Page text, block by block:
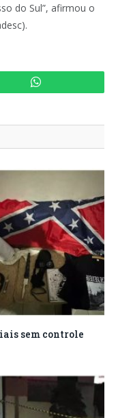
do Sul”, afirmou o
WhatsApp
sem controle